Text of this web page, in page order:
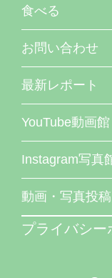
食べる
お問い合わせ
最新レポート
YouTube動画館
Instagram写真
動画・写真投
プライバシー